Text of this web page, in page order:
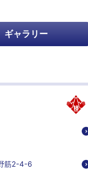
ギャラリー
筋2-4-6